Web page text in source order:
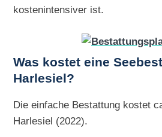
kostenintensiver ist.
Was kostet eine
Harlesiel?
Die einfache Bestattung kostet
Harlesiel (2022).